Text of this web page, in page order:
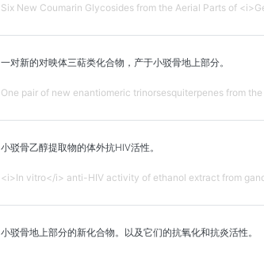
Six New Coumarin Glycosides from the Aerial Parts of
一对新的对映体三萜类化合物，产于小驳骨地上部分。
One pair of new enantiomeric trinorsesquiterpenes from
小驳骨乙醇提取物的体外抗HIV活性。
<i>In vitro</i> anti-HIV activity of ethanol extract from
小驳骨地上部分的新化合物。以及它们的抗氧化和抗炎活性。